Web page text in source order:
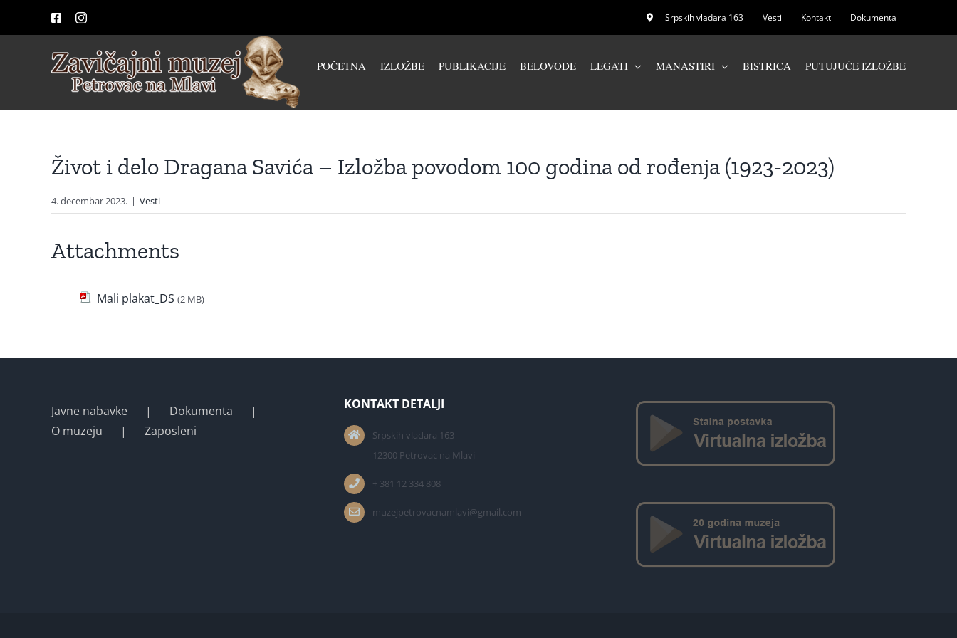
FacebookInstagram Srpskih vladara 163 Vesti Kontakt Dokumenta
POČETNA IZLOŽBE PUBLIKACIJE BELOVODE LEGATI MANASTIRI BISTRICA PUTUJUĆE IZLOŽBE
Život i delo Dragana Savića – Izložba povodom 100 godina od rođenja (1923-2023)
4. decembar 2023. | Vesti
Attachments
Mali plakat_DS (2 MB)
Javne nabavke
Dokumenta
O muzeju
Zaposleni
KONTAKT DETALJI
Srpskih vladara 163
12300 Petrovac na Mlavi
+ 381 12 334 808
muzejpetrovacnamlavi@gmail.com